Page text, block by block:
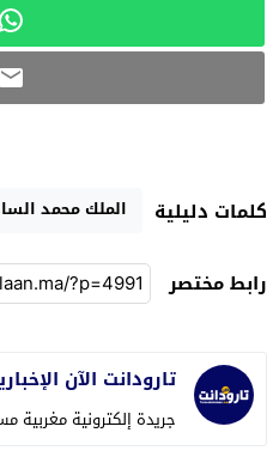
كلمات دليلية الملك محمد
رابط مختصر
تارودانت الآن
جريدة إلكترونية مغربية